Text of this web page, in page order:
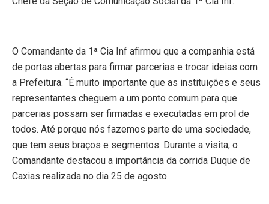
O Comandante da 1ª Cia Inf afirmou que a companhia está
de portas abertas para firmar parcerias e trocar ideias com
a Prefeitura. “É muito importante que as instituições e seus
representantes cheguem a um ponto comum para que
parcerias possam ser firmadas e executadas em prol de
todos. Até porque nós fazemos parte de uma sociedade,
que tem seus braços e segmentos. Durante a visita, o
Comandante destacou a importância da corrida Duque de
Caxias realizada no dia 25 de agosto.